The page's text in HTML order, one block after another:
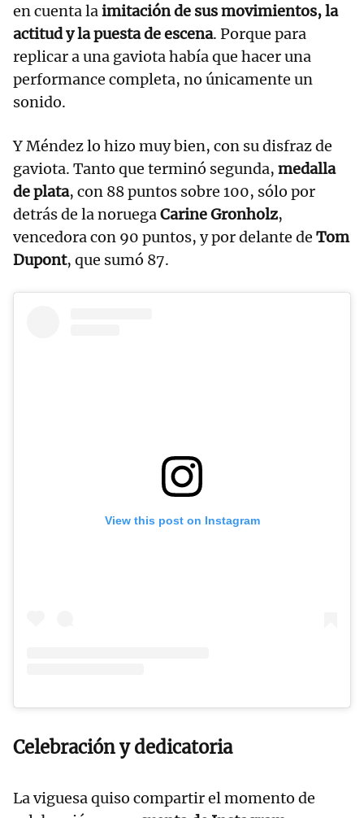
en cuenta laimitación de sus movimientos, la
actitud y la puesta de escena. Porque para
replicar a una gaviota había que hacer una
performance completa, no únicamente un
sonido.
Y Méndez lo hizo muy bien, con su disfraz de
gaviota. Tanto que terminó segunda, medalla
de plata, con 88 puntos sobre 100, sólo por
detrás de la noruegaCarine Gronholz,
vencedora con 90 puntos, y por delante de Tom
Dupont, que sumó 87.
View this post on Instagram
Celebración y dedicatoria
La viguesa quiso compartir el momento de